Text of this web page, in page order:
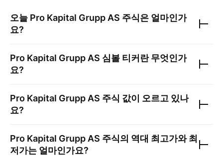
오늘 Pro Kapital Grupp AS 주식은 얼마인가
요?
Pro Kapital Grupp AS 심볼 티커란 무엇인가
요?
Pro Kapital Grupp AS 주식 값이 오르고 있나
요?
Pro Kapital Grupp AS 주식의 역대 최고가와 최
저가는 얼마인가요?